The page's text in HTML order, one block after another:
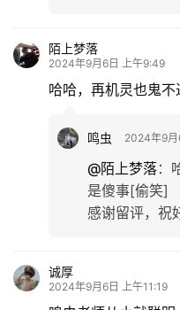
陌上梦落
2024年9月6日 上午9:49
哈哈，再机灵也鬼不
鸣虫 2024年9
@陌上梦落：
是傻事[偷笑]
感谢留评，祝
诚厚
2024年9月6日 上午11:19